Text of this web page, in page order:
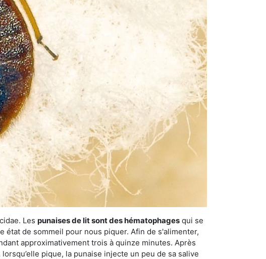
Les punaises de lit sont des hématophages qui se
de sommeil pour nous piquer. Afin de s'alimenter,
approximativement trois à quinze minutes. Après
pique, la punaise injecte un peu de sa salive